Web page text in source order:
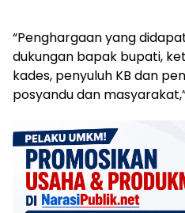
“Penghargaan yang
dukungan bapak bupati,
kades, penyuluh KB dan
posyandu dan